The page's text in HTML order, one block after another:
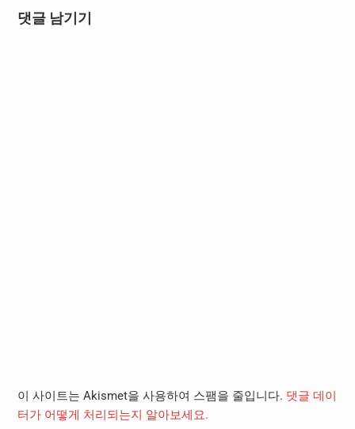
댓글 남기기
이 사이트는 Akismet을 사용하여 스팸을 줄입니다. 댓글 데이
터가 어떻게 처리되는지 알아보세요.